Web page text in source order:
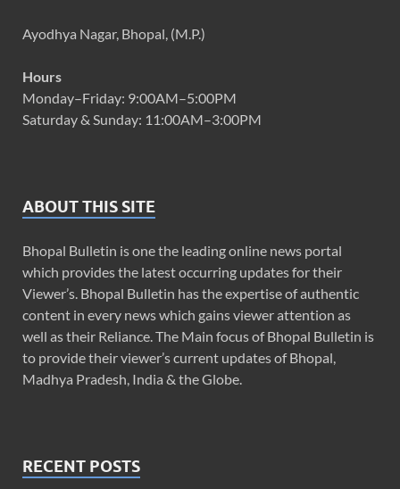
Ayodhya Nagar, Bhopal, (M.P.)
Hours
Monday–Friday: 9:00AM–5:00PM
Saturday & Sunday: 11:00AM–3:00PM
ABOUT THIS SITE
Bhopal Bulletin is one the leading online news portal
which provides the latest occurring updates for their
Viewer’s. Bhopal Bulletin has the expertise of authentic
content in every news which gains viewer attention as
well as their Reliance. The Main focus of Bhopal Bulletin is
to provide their viewer’s current updates of Bhopal,
Madhya Pradesh, India & the Globe.
RECENT POSTS